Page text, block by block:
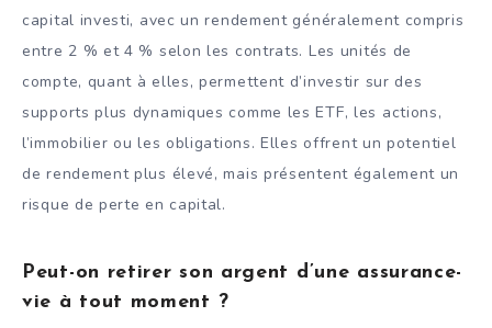
capital investi, avec un rendement généralement compris
entre 2 % et 4 % selon les contrats. Les unités de
compte, quant à elles, permettent d’investir sur des
supports plus dynamiques comme les ETF, les actions,
l’immobilier ou les obligations. Elles offrent un potentiel
de rendement plus élevé, mais présentent également un
risque de perte en capital.
Peut-on retirer son argent d’une assurance-
vie à tout moment ?